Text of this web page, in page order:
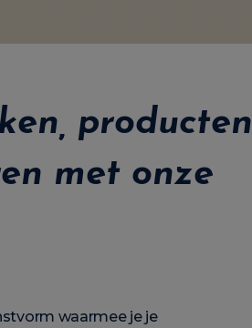
producten
met onze
waarmee je je